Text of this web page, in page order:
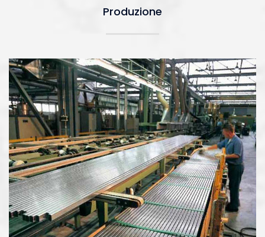
Produzione
Produzione